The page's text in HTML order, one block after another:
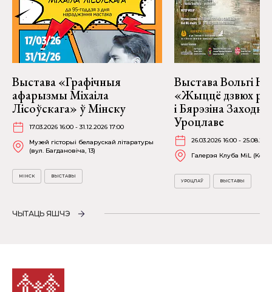
Выстава «Графічныя
афарызмы Міхаіла
Лісоўскага» ў Мінску
17.03.2026 16:00 - 31.12.2026 17:00
Музей гісторыі беларускай літаратуры
(вул. Багдановіча, 13)
МІНСК ВЫСТАВЫ
Выстава Вольгі
«Жыццё дзвюх
і Бярэзіна
Уроцлаве
26.03.2026 16:00 -
Галерэя Клуба MiL
УРОЦЛАЎ ВЫСТАВЫ
ЧЫТАЦЬ ЯШЧЭ